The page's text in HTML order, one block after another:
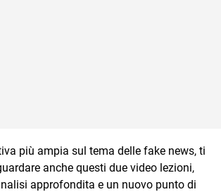
più ampia sul tema delle fake news, ti
anche questi due video lezioni,
approfondita e un nuovo punto di